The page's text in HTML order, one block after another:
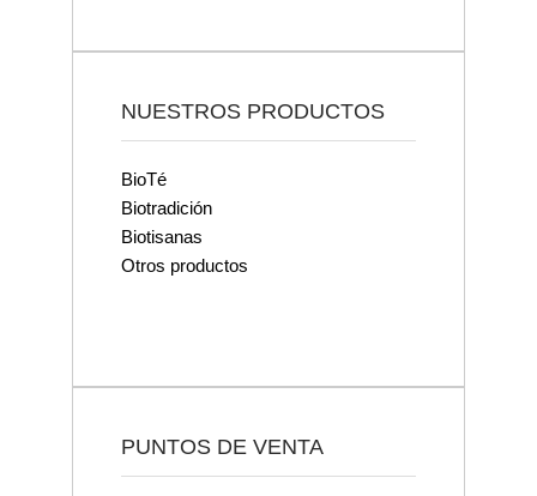
NUESTROS PRODUCTOS
BioTé
Biotradición
Biotisanas
Otros productos
PUNTOS DE VENTA